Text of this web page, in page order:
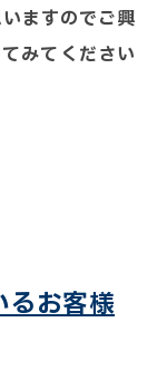
ますのでご興
みてください
るお客様